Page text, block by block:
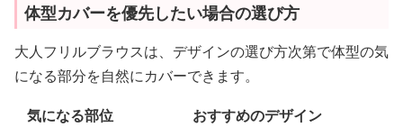
体型カバーを優先したい場合の選び方
大人フリルブラウスは、デザインの選び方次第で体型の気
になる部分を自然にカバーできます。
気になる部位
おすすめのデザイン